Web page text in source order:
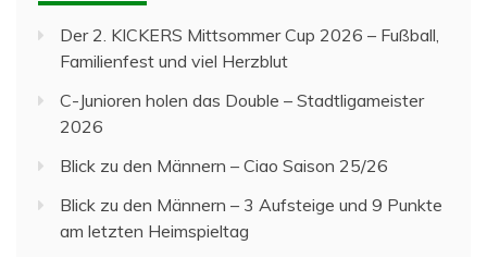
Der 2. KICKERS Mittsommer Cup 2026 – Fußball,
Familienfest und viel Herzblut
C-Junioren holen das Double – Stadtligameister
2026
Blick zu den Männern – Ciao Saison 25/26
Blick zu den Männern – 3 Aufsteige und 9 Punkte
am letzten Heimspieltag